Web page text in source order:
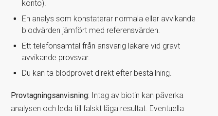
konto).
En analys som konstaterar normala eller avvikande
blodvärden jämfört med referensvärden.
Ett telefonsamtal från ansvarig läkare vid gravt
avvikande provsvar.
Du kan ta blodprovet direkt efter beställning.
Provtagningsanvisning: Intag av biotin kan påverka
analysen och leda till falskt låga resultat. Eventuella